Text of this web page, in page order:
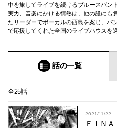
中を旅してライブを続けるブルースバン
実力、音楽にかける情熱は、他の誰にも
たリーダーでボーカルの西島を案じ、バ
で応援してくれた全国のライブハウスを
話の一覧
全25話
2021/11/22
ＦＩＮ